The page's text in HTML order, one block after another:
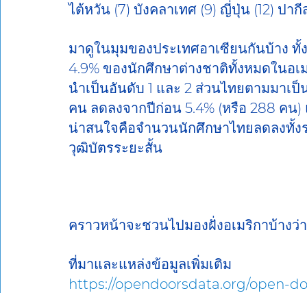
ไต้หวัน (7) บังคลาเทศ (9) ญี่ปุ่น (12) ปา
มาดูในมุมของประเทศอาเซียนกันบ้าง
4.9% ของนักศึกษาต่างชาติทั้งหมดในอ
นำเป็นอันดับ 1 และ 2 ส่วนไทยตามมา
คน ลดลงจากปีก่อน 5.4% (หรือ 288 ค
น่าสนใจคือจำนวนนักศึกษาไทยลดลงทั้
วุฒิบัตรระยะสั้น
คราวหน้าจะชวนไปมองฝั่งอเมริกาบ้าง
ที่มาและแหล่งข้อมูลเพิ่มเติม
https://opendoorsdata.org/open-